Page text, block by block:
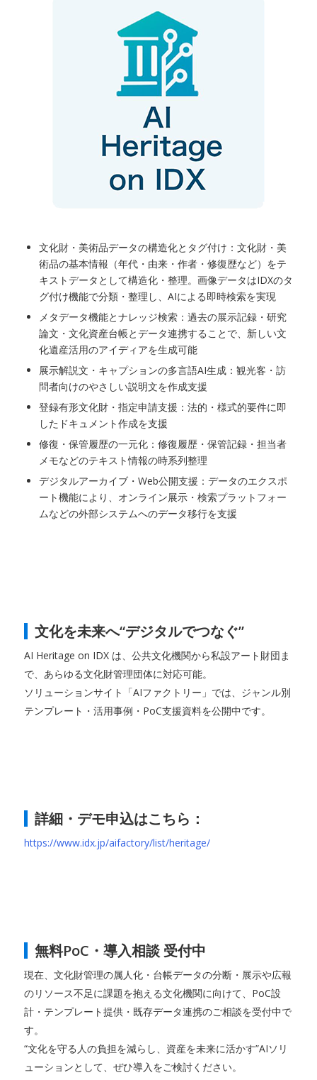
文化財・美術品データの構造化とタグ付け：文化財・美
術品の基本情報（年代・由来・作者・修復歴など）をテ
キストデータとして構造化・整理。画像データはIDXのタ
グ付け機能で分類・整理し、AIによる即時検索を実現
メタデータ機能とナレッジ検索：過去の展示記録・研究
論文・文化資産台帳とデータ連携することで、新しい文
化遺産活用のアイディアを生成可能
展示解説文・キャプションの多言語AI生成：観光客・訪
問者向けのやさしい説明文を作成支援
登録有形文化財・指定申請支援：法的・様式的要件に即
したドキュメント作成を支援
修復・保管履歴の一元化：修復履歴・保管記録・担当者
メモなどのテキスト情報の時系列整理
デジタルアーカイブ・Web公開支援：データのエクスポ
ート機能により、オンライン展示・検索プラットフォー
ムなどの外部システムへのデータ移行を支援
文化を未来へ“デジタルでつなぐ”
AI Heritage on IDX は、公共文化機関から私設アート財団ま
で、あらゆる文化財管理団体に対応可能。
ソリューションサイト「AIファクトリー」では、ジャンル別
テンプレート・活用事例・PoC支援資料を公開中です。
詳細・デモ申込はこちら：
https://www.idx.jp/aifactory/list/heritage/
無料PoC・導入相談 受付中
現在、文化財管理の属人化・台帳データの分断・展示や広報
のリソース不足に課題を抱える文化機関に向けて、PoC設
計・テンプレート提供・既存データ連携のご相談を受付中で
す。
“文化を守る人の負担を減らし、資産を未来に活かす”AIソリ
ューションとして、ぜひ導入をご検討ください。